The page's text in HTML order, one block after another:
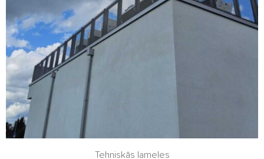
Tehniskās lameles